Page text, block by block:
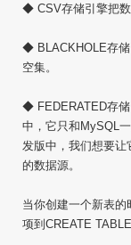
◆ CSV存储引擎把数
◆ BLACKHOLE存储
空集。
◆ FEDERATED存
中，它只和MySQL
发版中，我们想要让
的数据源。
当你创建一个新表
项到CREATE